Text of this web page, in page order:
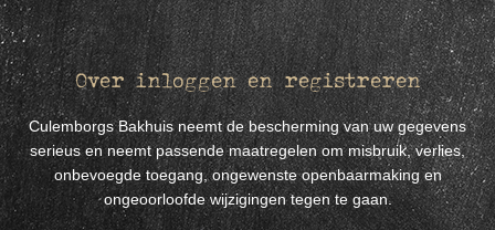
Over inloggen en registreren
Culemborgs Bakhuis neemt de bescherming van uw gegevens
serieus en neemt passende maatregelen om misbruik, verlies,
onbevoegde toegang, ongewenste openbaarmaking en
ongeoorloofde wijzigingen tegen te gaan.